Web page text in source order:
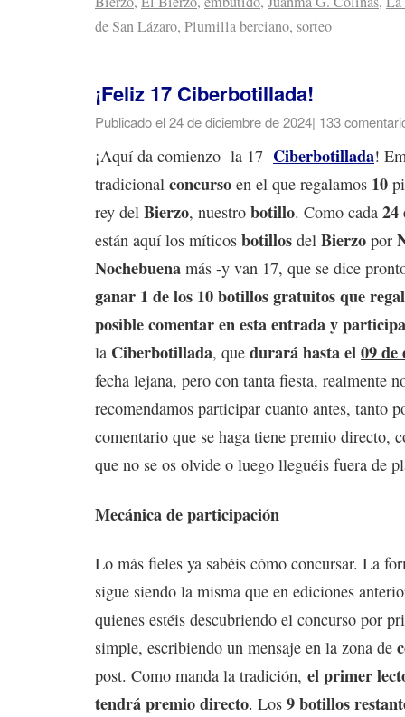
de San Lázaro, Plumilla berciano, sorteo
¡Feliz 17 Ciberbotillada!
Publicado el24 de diciembre de 2024| 133
¡Aquí da comienzo la 17 Ciberbotillada!
tradicional concurso en el que regalamos 10
rey del Bierzo, nuestro botillo. Como cada 24
están aquí los míticos botillos del Bierzo por
Nochebuena más -y van 17, que se dice
ganar 1 de los 10 botillos gratuitos que
posible comentar en esta entrada y
la Ciberbotillada, que durará hasta el09 de
fecha lejana, pero con tanta fiesta, realmente
recomendamos participar cuanto antes, tanto
comentario que se haga tiene premio directo,
que no se os olvide o luego lleguéis fuera de
Mecánica de participación
Lo más fieles ya sabéis cómo concursar. La
sigue siendo la misma que en ediciones
quienes estéis descubriendo el concurso por
simple, escribiendo un mensaje en la zona de
post. Como manda la tradición, el primer
tendrá premio directo. Los 9 botillos